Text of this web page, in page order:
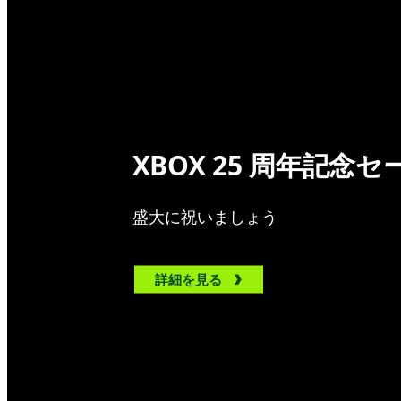
XBOX 25 周年記念セ
盛大に祝いましょう
詳細を見る